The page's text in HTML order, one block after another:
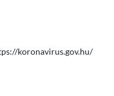
koronavirus.gov.hu/